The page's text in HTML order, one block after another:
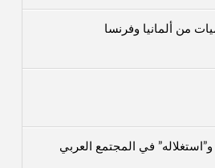
من ألمانيا وفرنسا
في المجتمع العربي